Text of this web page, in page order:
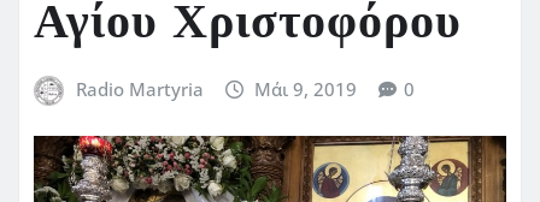
Αγίου Χριστοφόρου
Radio Martyria Μάι 9, 2019 0